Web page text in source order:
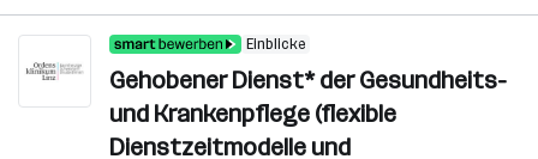
Einblicke
Gehobener Dienst* der Gesundheits-
und Krankenpflege (flexible
Dienstzeitmodelle und